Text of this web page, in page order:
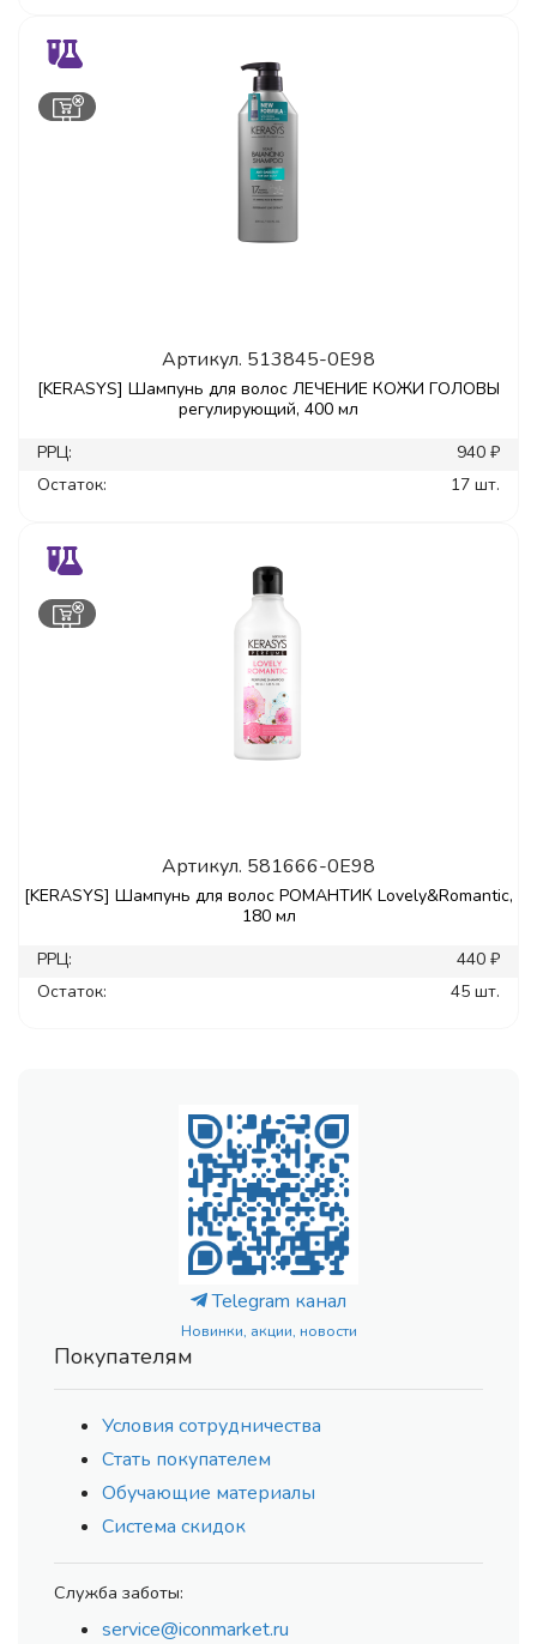
Артикул. 513845-0E98
[KERASYS] Шампунь для волос ЛЕЧЕНИЕ КОЖИ ГОЛОВЫ
регулирующий, 400 мл
РРЦ:
940 ₽
Остаток:
17 шт.
Артикул. 581666-0E98
[KERASYS] Шампунь для волос РОМАНТИК Lovely&Romantic,
180 мл
РРЦ:
440 ₽
Остаток:
45 шт.
Telegram канал
Новинки, акции, новости
Покупателям
Условия сотрудничества
Стать покупателем
Обучающие материалы
Система скидок
Служба заботы:
service@iconmarket.ru